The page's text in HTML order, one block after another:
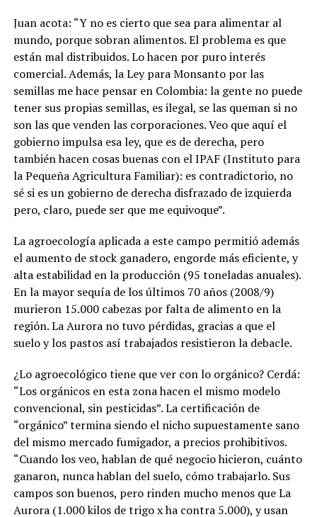
Juan acota: “Y no es cierto que sea para alimentar al
mundo, porque sobran alimentos. El problema es que
están mal distribuidos. Lo hacen por puro interés
comercial. Además, la Ley para Monsanto por las
semillas me hace pensar en Colombia: la gente no puede
tener sus propias semillas, es ilegal, se las queman si no
son las que venden las corporaciones.Veo que aquí el
gobierno impulsa esa ley, que es de derecha, pero
también hacen cosas buenas con el IPAF (Instituto para
la Pequeña Agricultura Familiar): es contradictorio, no
sé si es un gobierno de derecha disfrazado de izquierda
pero, claro, puede ser que me equivoque”.
La agroecología aplicada a este campo permitió además
el aumento de stock ganadero, engorde más eficiente, y
alta estabilidad en la producción (95 toneladas anuales).
En la mayor sequía de los últimos 70 años (2008/9)
murieron 15.000 cabezas por falta de alimento en la
región. La Aurora no tuvo pérdidas, gracias a que el
suelo y los pastos así trabajados resistieron la debacle.
¿Lo agroecológico tiene que ver con lo orgánico? Cerdá:
“Los orgánicos en esta zona hacen el mismo modelo
convencional, sin pesticidas”.La certificación de
“orgánico” termina siendo el nicho supuestamente sano
del mismo mercado fumigador, a precios prohibitivos.
“Cuando los veo, hablan de qué negocio hicieron, cuánto
ganaron, nunca hablan del suelo, cómo trabajarlo. Sus
campos son buenos, pero rinden mucho menos que La
Aurora (1.000 kilos de trigo x ha contra 5.000), y usan